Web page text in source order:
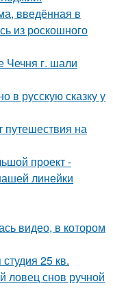
введённая в
из роскошного
Чечня г. шали
в русскую сказку у
путешествия на
проект -
линейки
видео, в котором
25 кв.
ловец снов ручной